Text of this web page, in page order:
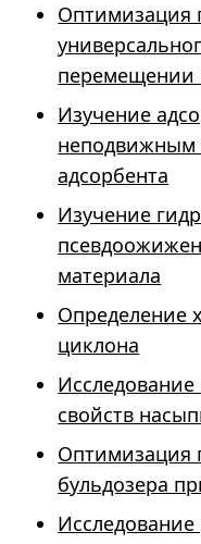
Оптимизация
перемещении
Изучение
неподвижным
адсорбента
Изучение
материала
Определение
циклона
свойств
Оптимизация
бульдозера
Исследование